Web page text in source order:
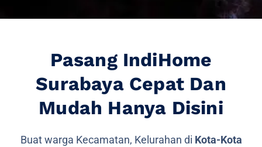
Pasang IndiHome
Surabaya Cepat Dan
Mudah Hanya Disini
Buat warga Kecamatan, Kelurahan di Kota-Kota